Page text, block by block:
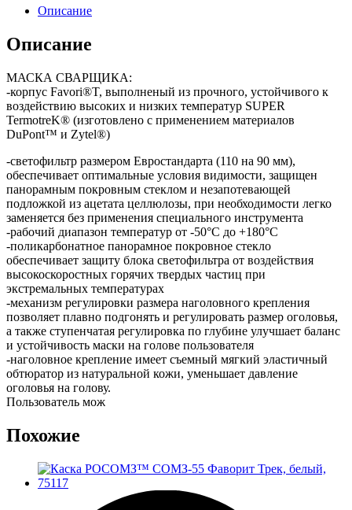
Описание
Описание
МАСКА СВАРЩИКА:
-корпус Favori®T, выполненый из прочного, устойчивого к
воздействию высоких и низких температур SUPER
TermotreK® (изготовлено с применением материалов
DuPont™ и Zytel®)
-светофильтр размером Евростандарта (110 на 90 мм),
обеспечивает оптимальные условия видимости, защищен
панорамным покровным стеклом и незапотевающей
подложкой из ацетата целлюлозы, при необходимости легко
заменяется без применения специального инструмента
-рабочий диапазон температур от -50°С до +180°С
-поликарбонатное панорамное покровное стекло
обеспечивает защиту блока светофильтра от воздействия
высокоскоростных горячих твердых частиц при
экстремальных температурах
-механизм регулировки размера наголовного крепления
позволяет плавно подгонять и регулировать размер оголовья,
а также ступенчатая регулировка по глубине улучшает баланс
и устойчивость маски на голове пользователя
-наголовное крепление имеет съемный мягкий эластичный
обтюратор из натуральной кожи, уменьшает давление
оголовья на голову.
Пользователь мож
Похожие